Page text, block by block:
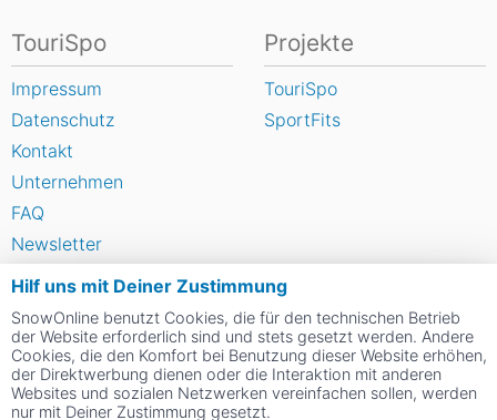
Hilf uns mit Deiner Zustimmung
SnowOnline benutzt Cookies, die für den technischen Betrieb
der Website erforderlich sind und stets gesetzt werden. Andere
Cookies, die den Komfort bei Benutzung dieser Website erhöhen,
der Direktwerbung dienen oder die Interaktion mit anderen
Websites und sozialen Netzwerken vereinfachen sollen, werden
nur mit Deiner Zustimmung gesetzt.
TouriSpo
Impressum
Datenschutz
Kontakt
Unternehmen
FAQ
Newsletter
Widget
Skigebiet bewerten
Projekte
TouriSpo
SportFits
Social Web